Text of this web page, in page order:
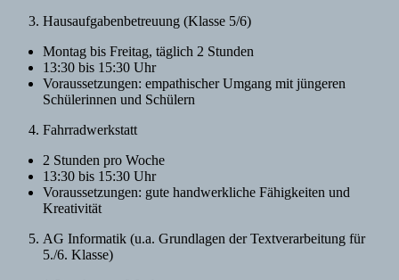
Hausaufgabenbetreuung (Klasse 5/6)
Montag bis Freitag, täglich 2 Stunden
13:30 bis 15:30 Uhr
Voraussetzungen: empathischer Umgang mit jüngeren
Schülerinnen und Schülern
Fahrradwerkstatt
2 Stunden pro Woche
13:30 bis 15:30 Uhr
Voraussetzungen: gute handwerkliche Fähigkeiten und
Kreativität
AG Informatik (u.a. Grundlagen der Textverarbeitung für
5./6. Klasse)